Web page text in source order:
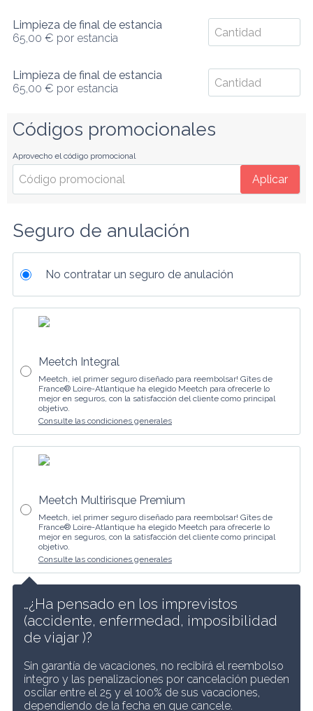
Limpieza de final de estancia
65,00 € por estancia
Limpieza de final de estancia
65,00 € por estancia
Códigos promocionales
Aprovecho el código promocional
Aplicar
Seguro de anulación
No contratar un seguro de anulación
Meetch Integral
Meetch, ¡el primer seguro diseñado para reembolsar! Gîtes de
France® Loire-Atlantique ha elegido Meetch para ofrecerle lo
mejor en seguros, con la satisfacción del cliente como principal
objetivo.
Consulte las condiciones generales
Meetch Multirisque Premium
Meetch, ¡el primer seguro diseñado para reembolsar! Gîtes de
France® Loire-Atlantique ha elegido Meetch para ofrecerle lo
mejor en seguros, con la satisfacción del cliente como principal
objetivo.
Consulte las condiciones generales
…¿Ha pensado en los imprevistos
(accidente, enfermedad, imposibilidad
de viajar )?
Sin garantía de vacaciones, no recibirá el reembolso
íntegro y las penalizaciones por cancelación pueden
oscilar entre el 25 y el 100% de sus vacaciones,
dependiendo de la fecha en que cancele.